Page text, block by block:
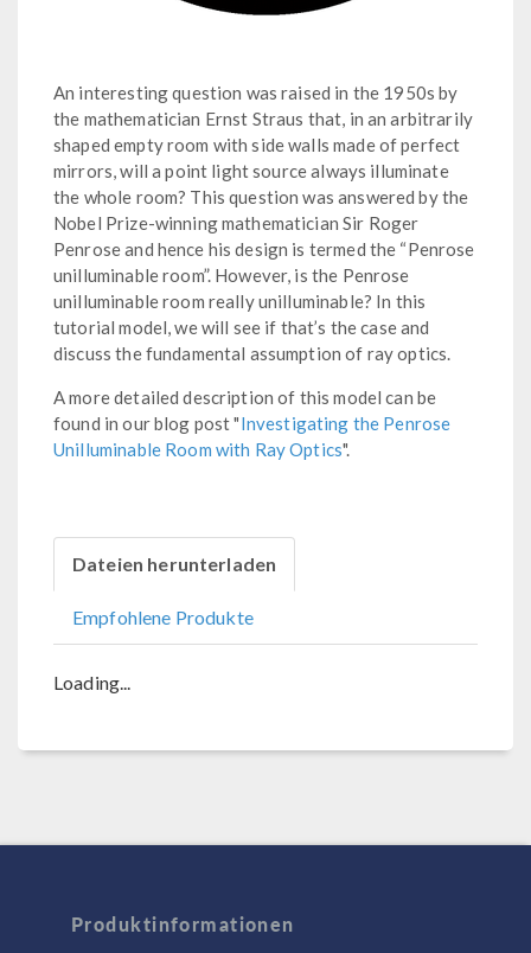
An interesting question was raised in the 1950s by
the mathematician Ernst Straus that, in an arbitrarily
shaped empty room with side walls made of perfect
mirrors, will a point light source always illuminate
the whole room? This question was answered by the
Nobel Prize-winning mathematician Sir Roger
Penrose and hence his design is termed the “Penrose
unilluminable room”. However, is the Penrose
unilluminable room really unilluminable? In this
tutorial model, we will see if that’s the case and
discuss the fundamental assumption of ray optics.
A more detailed description of this model can be
found in our blog post "Investigating the Penrose
Unilluminable Room with Ray Optics".
Dateien herunterladen
Empfohlene Produkte
Loading...
Produktinformationen